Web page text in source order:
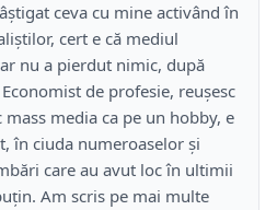
ceva cu mine activând în
cert e că mediul
nu a pierdut nimic, după
de profesie, reușesc
mass media ca pe un hobby, e
în ciuda numeroaselor și
care au avut loc în ultimii
Am scris pe mai multe